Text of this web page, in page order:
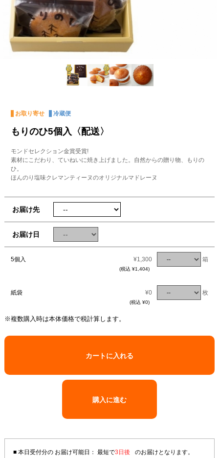
もりのひ5個入〈配送〉
お取り寄せ 冷蔵便
モンドセレクション金賞受賞!
素材にこだわり、ていねいに焼き上げました。自然からの贈り物、もりの
ひ。
ほんのり塩味クレマンティーヌのオリジナルマドレーヌ
お届け先
お届け日
5個入 ¥1,300
(税込 ¥1,404)
箱
紙袋 ¥0
(税込 ¥0)
枚
※複数購入時は本体価格で税計算します。
カートに入れる
購入に進む
■ 本日受付分の お届け可能日： 最短で3日後
のお届けとなります。